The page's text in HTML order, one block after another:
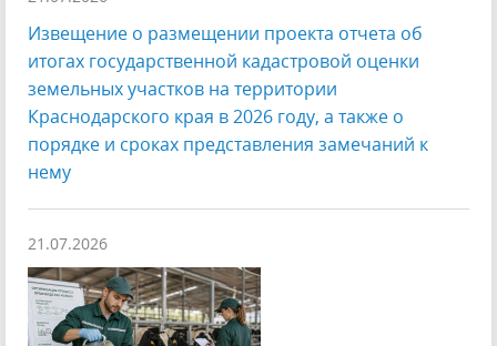
Извещение о размещении проекта отчета об
итогах государственной кадастровой оценки
земельных участков на территории
Краснодарского края в 2026 году, а также о
порядке и сроках представления замечаний к
нему
21.07.2026